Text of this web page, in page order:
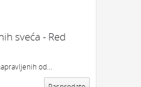
sveća - Red
od...